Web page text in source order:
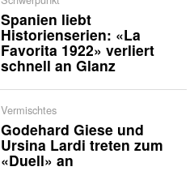
Spanien liebt
Historienserien: «La
Favorita 1922» verliert
schnell an Glanz
Vermischtes
Godehard Giese und
Ursina Lardi treten zum
«Duell» an